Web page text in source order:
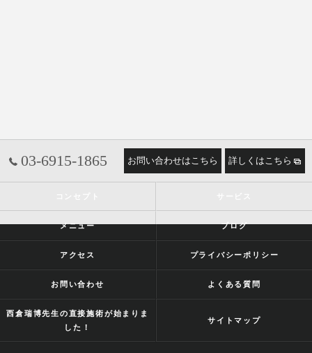
03-6915-1865 お問い合わせはこちら 詳しくはこちら
メニュー ブログ
アクセス プライバシーポリシー
お問い合わせ よくある質問
西倉瑞博先生の直接施術が始まりま
した！
サイトマップ